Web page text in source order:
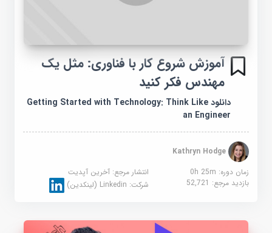
آموزش شروع کار با فناوری: مثل یک
مهندس فکر کنید
دانلود Getting Started with Technology: Think Like
an Engineer
Kathryn Hodge
زمان دوره: 0h 25m
انتشار مرجع:آخرین آپدیت
بازدید مرجع:52,721 شرکت:Linkedin (لینکدین)